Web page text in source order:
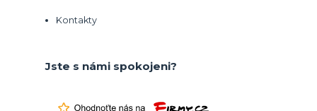
Kontakty
Jste s námi spokojeni?